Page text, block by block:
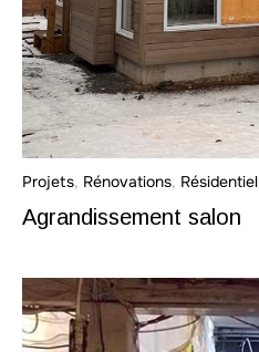
Projets, Rénovations, Résidentiel
Agrandissement salon